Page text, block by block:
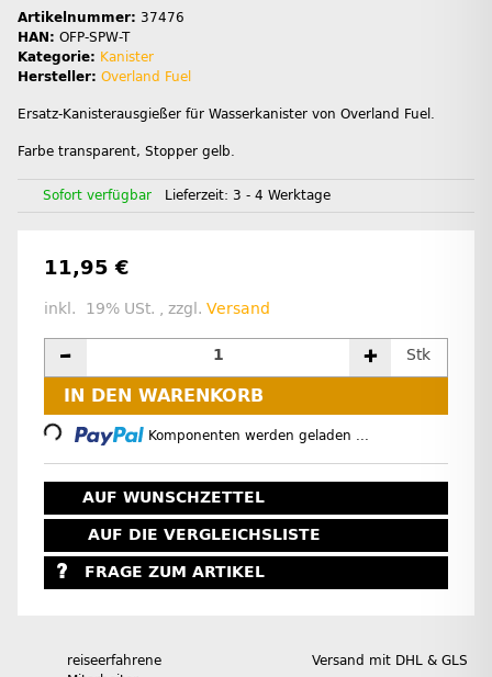
Artikelnummer: 37476
HAN: OFP-SPW-T
Kategorie: Kanister
Hersteller: Overland Fuel
Ersatz-Kanisterausgießer für Wasserkanister von Overland Fuel.
Farbe transparent, Stopper gelb.
Sofort verfügbar Lieferzeit: 3 - 4 Werktage
11,95 €
inkl. 19% USt. , zzgl. Versand
Stk
IN DEN WARENKORB
Komponenten werden geladen ...
AUF WUNSCHZETTEL
AUF DIE VERGLEICHSLISTE
FRAGE ZUM ARTIKEL
reiseerfahrene
Versand mit DHL & GLS